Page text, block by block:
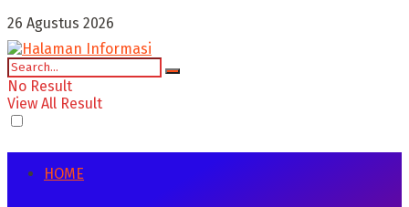
26 Agustus 2026
No Result
View All Result
HOME